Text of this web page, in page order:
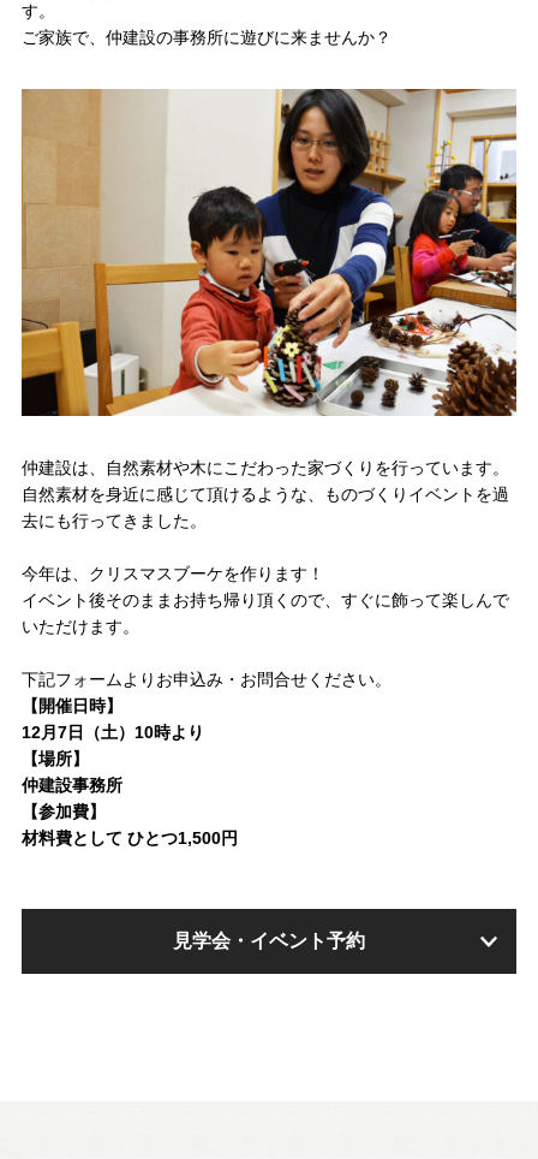
不動産/土地・物件情報
暮らしの実例集
ブログ・家づくりコラム
私たちについて
スタッフ紹介
会社概要
沿革
よくある質問
お電話でのお問い合わせ
TEL: 052-911-9345
[受付時間] 9:00～18:00
モデルハウス見学予約
す。
ご家族で、仲建設の事務所に遊びに来ませんか？
仲建設は、自然素材や木にこだわった家づくりを行っています。
自然素材を身近に感じて頂けるような、ものづくりイベントを過
去にも行ってきました。
今年は、クリスマスブーケを作ります！
イベント後そのままお持ち帰り頂くので、すぐに飾って楽しんで
いただけます。
下記フォームよりお申込み・お問合せください。
【開催日時】
12月7日（土）10時より
【場所】
仲建設事務所
【参加費】
材料費として ひとつ1,500円
見学会・イベント予約